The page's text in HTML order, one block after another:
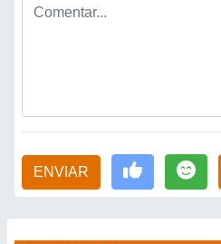
ENVIAR